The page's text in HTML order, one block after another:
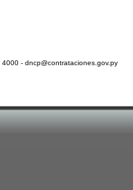
- dncp@contrataciones.gov.py